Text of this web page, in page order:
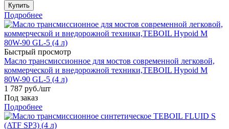
Купить
Подробнее
Быстрый просмотр
Масло трансмиссионное для мостов современной легковой,
коммерческой и внедорожной техники,TEBOIL Hypoid M
80W-90 GL-5 (4 л)
1 787 руб./шт
Под заказ
Подробнее